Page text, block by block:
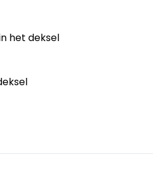
het deksel